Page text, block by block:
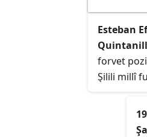
Esteban
forvet
Şilili millî